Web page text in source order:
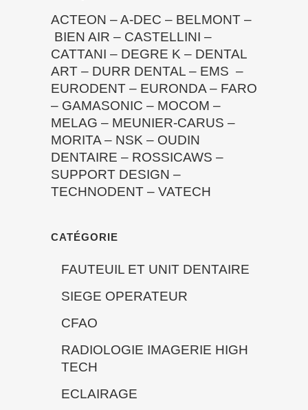
ACTEON –A-DEC – BELMONT –
BIEN AIR – CASTELLINI –
CATTANI – DEGRE K – DENTAL
ART – DURR DENTAL – EMS –
EURODENT – EURONDA – FARO
– GAMASONIC – MOCOM –
MELAG – MEUNIER-CARUS –
MORITA – NSK – OUDIN
DENTAIRE – ROSSICAWS –
SUPPORT DESIGN –
TECHNODENT – VATECH
CATÉGORIE
FAUTEUIL ET UNIT DENTAIRE
SIEGE OPERATEUR
CFAO
RADIOLOGIE IMAGERIE HIGH
TECH
ECLAIRAGE